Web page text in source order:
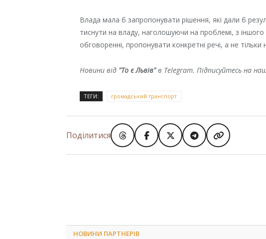
Влада мала б запропонувати рішення, які дали б
тиснути на владу, наголошуючи на проблемі, з іншого
обговоренні, пропонувати конкретні речі, а не тільки
Новини від "То є Львів"в Telegram. Підписуйтесь на
ТЕГИ: громадський транспорт
Поділитися
НОВИНИ ПАРТНЕРІВ